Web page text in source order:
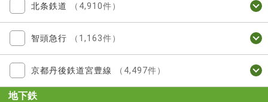
北条鉄道 （4,910件）
智頭急行 （1,163件）
京都丹後鉄道宮豊線 （4,497件）
地下鉄